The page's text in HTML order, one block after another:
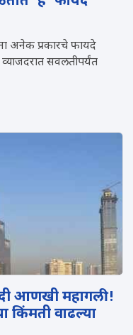
अनेक प्रकारचे फायदे
सवलतीपर्यंत
आणखी महागली!
किंमती वाढल्या